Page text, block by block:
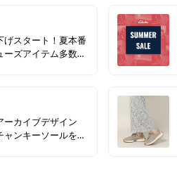
げスタート！夏本番
ーズアイテム多数、
ーカイブデザイン
ャンキーソールを組